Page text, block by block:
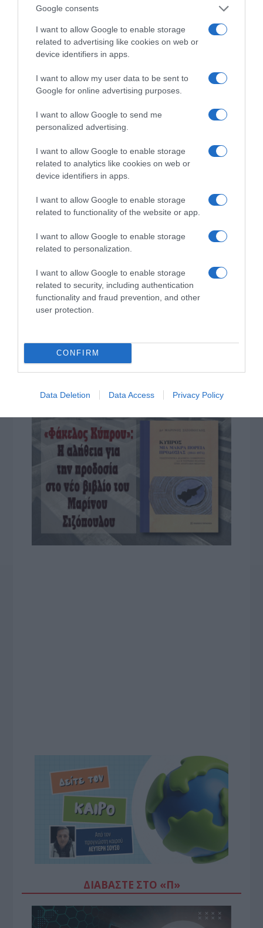
Google consents
I want to allow Google to enable storage
related to advertising like cookies on web or
device identifiers in apps.
I want to allow my user data to be sent to
Google for online advertising purposes.
I want to allow Google to send me
personalized advertising.
I want to allow Google to enable storage
related to analytics like cookies on web or
device identifiers in apps.
I want to allow Google to enable storage
related to functionality of the website or app.
I want to allow Google to enable storage
related to personalization.
I want to allow Google to enable storage
related to security, including authentication
functionality and fraud prevention, and other
user protection.
CONFIRM
Data Deletion Data Access Privacy Policy
ΔΙΑΒΑΣΤΕ ΚΑΙ ΤΑ ΠΑΡΑΚΑΤΩ
Ο καιρός των επομένων ημερών: Κανονικός
άνοδο της θερμοκρασίας
ΥΠΕΞ!
Το σχέδιο του Ισραήλ για τους Κούρδους
Το φαρμακείο των διακοπών: Ο πλήρης οδηγός για
ασφαλείς εξορμήσεις και τα απαραίτητα Πρώτων
Προβληματισμός για την εξωτερική πολιτική
Ήλιος και μάτια: Ο αόρατος κίνδυνος του
καλοκαιριού για την όραση
ΤΟ ΒΙΒΛΙΟ ΣΤΟ “Π”
ΔΙΑΒΆΣΤΕ ΣΤΟ «Π»